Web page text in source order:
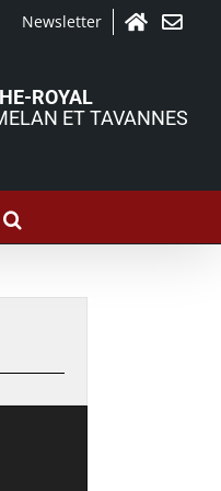
Newsletter
ROYAL
ET TAVANNES